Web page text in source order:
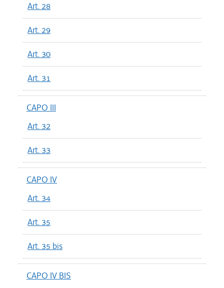
Art. 28
Art. 29
Art. 30
Art. 31
CAPO III
Art. 32
Art. 33
CAPO IV
Art. 34
Art. 35
Art. 35 bis
CAPO IV BIS